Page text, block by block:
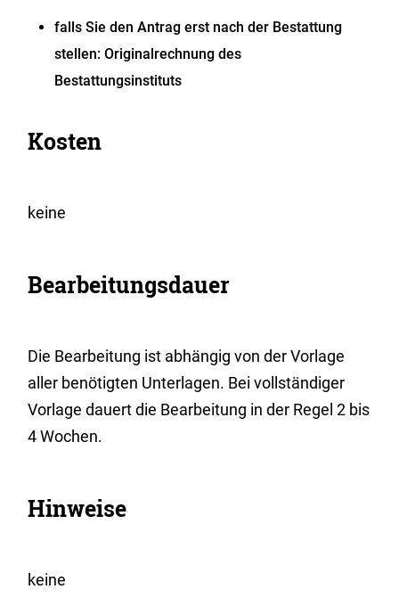
falls Sie den Antrag erst nach der Bestattung
stellen: Originalrechnung des
Bestattungsinstituts
Kosten
keine
Bearbeitungsdauer
Die Bearbeitung ist abhängig von der Vorlage
aller benötigten Unterlagen. Bei vollständiger
Vorlage dauert die Bearbeitung in der Regel 2 bis
4 Wochen.
Hinweise
keine